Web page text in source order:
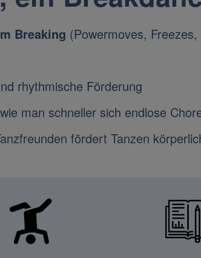
Breaking (Powermoves,
rhythmische Förderung
man schneller sich endlose
fördert Tanzen